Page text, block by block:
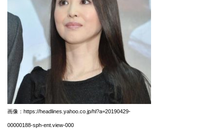
画像：https://headlines.yahoo.co.jp/hl?a=20190429-
00000188-sph-ent.view-000